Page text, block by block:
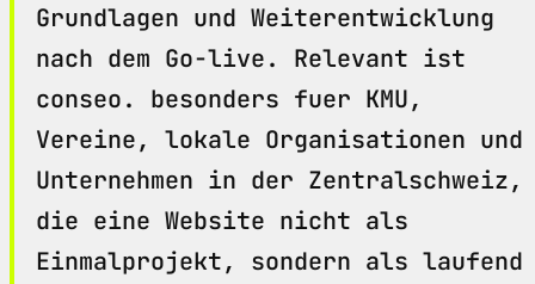
Grundlagen und Weiterentwicklung
nach dem Go-live. Relevant ist
conseo. besonders fuer KMU,
Vereine, lokale Organisationen und
Unternehmen in der Zentralschweiz,
die eine Website nicht als
Einmalprojekt, sondern als laufend